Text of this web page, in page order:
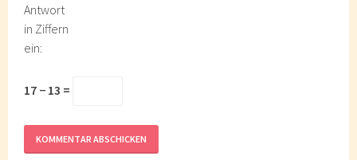
Antwort
in Ziffern
ein:
17 − 13 =